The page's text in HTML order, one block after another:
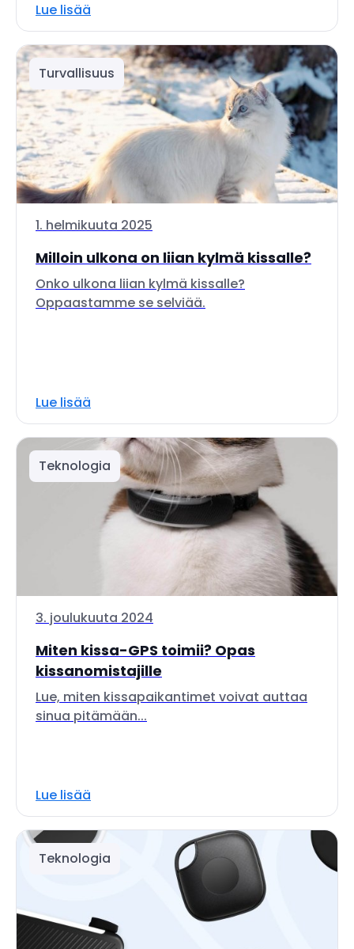
Lue lisää
Turvallisuus
1. helmikuuta 2025
Milloin ulkona on liian kylmä kissalle?
Onko ulkona liian kylmä kissalle?
Oppaastamme se selviää.
Lue lisää
Teknologia
3. joulukuuta 2024
Miten kissa-GPS toimii? Opas
kissanomistajille
Lue, miten kissapaikantimet voivat auttaa
sinua pitämään...
Lue lisää
Teknologia